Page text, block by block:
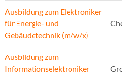
Ausbildung zum Elektroniker
für Energie- und
Gebäudetechnik (m/w/x)
Ausbildung zum
Informationselektroniker